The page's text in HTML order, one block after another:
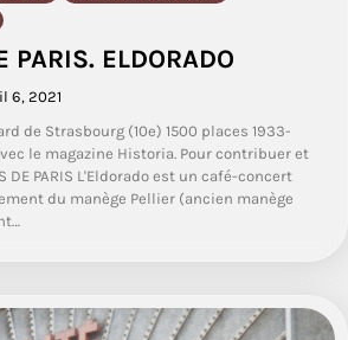
PARIS. ELDORADO
6, 2021
de Strasbourg (10e) 1500 places 1933-
le magazine Historia. Pour contribuer et
DE PARIS L'Eldorado est un café-concert
du manège Pellier (ancien manège